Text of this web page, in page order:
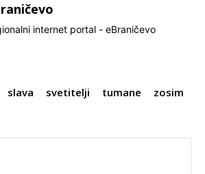
internet portal - eBraničevo
slava svetitelji tumane zosim